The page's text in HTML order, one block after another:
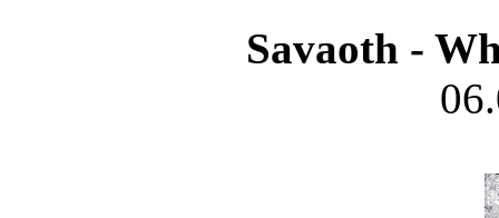
Savaoth -